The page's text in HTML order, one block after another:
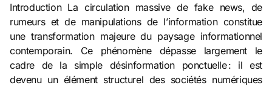
Introduction La circulation massive de fake news, de
rumeurs et de manipulations de l’information constitue
une transformation majeure du paysage informationnel
contemporain. Ce phénomène dépasse largement le
cadre de la simple désinformation ponctuelle : il est
devenu un élément structurel des sociétés numériques